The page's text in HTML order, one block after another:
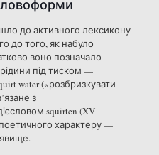
до активного лексикону
до того, як набуло
воно позначало
під тиском —
water («розбризкувати
з
squirten (XV
характеру —